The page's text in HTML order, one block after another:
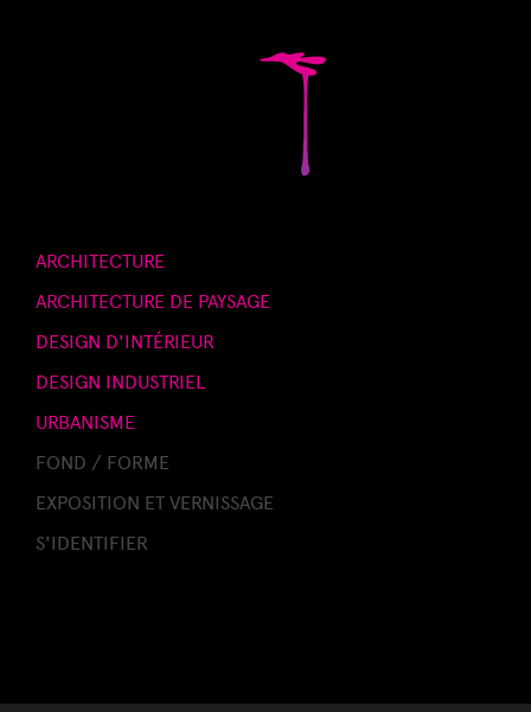
ARCHITECTURE
ARCHITECTURE DE PAYSAGE
DESIGN D'INTÉRIEUR
DESIGN INDUSTRIEL
URBANISME
FOND / FORME
EXPOSITION ET VERNISSAGE
S'IDENTIFIER